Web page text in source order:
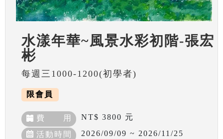
水漾年華~風景水彩初階-張宏
彬
每週三1000-1200(初學者)
限會員
費 用 NT$ 3800 元
活動時間 2026/09/09 ~ 2026/11/25